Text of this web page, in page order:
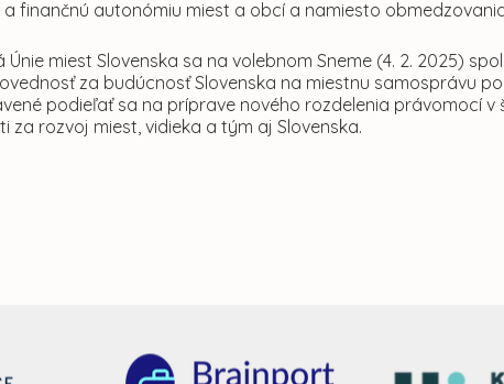
finančnú autonómiu miest a obcí a namiesto
Únie miest Slovenska sa na volebnom Sneme (4. 2. 2025)
za budúcnosť Slovenska na miestnu samosprávu
podieľať sa na príprave nového rozdelenia právomocí
za rozvoj miest, vidieka a tým aj Slovenska.